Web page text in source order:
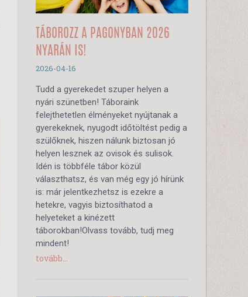
TÁBOROZZ A PAGONYBAN 2026
NYARÁN IS!
2026-04-16
Tudd a gyerekedet szuper helyen a
nyári szünetben! Táboraink
felejthetetlen élményeket nyújtanak a
gyerekeknek, nyugodt időtöltést pedig a
szülőknek, hiszen nálunk biztosan jó
helyen lesznek az ovisok és sulisok.
Idén is többféle tábor közül
választhatsz, és van még egy jó hírünk
is: már jelentkezhetsz is ezekre a
hetekre, vagyis biztosíthatod a
helyeteket a kinézett
táborokban!Olvass tovább, tudj meg
mindent!
tovább...